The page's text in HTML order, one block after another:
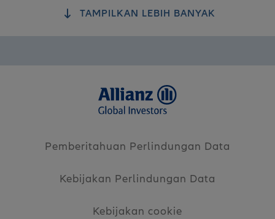
TAMPILKAN LEBIH BANYAK
Pemberitahuan Perlindungan Data
Kebijakan Perlindungan Data
Kebijakan cookie